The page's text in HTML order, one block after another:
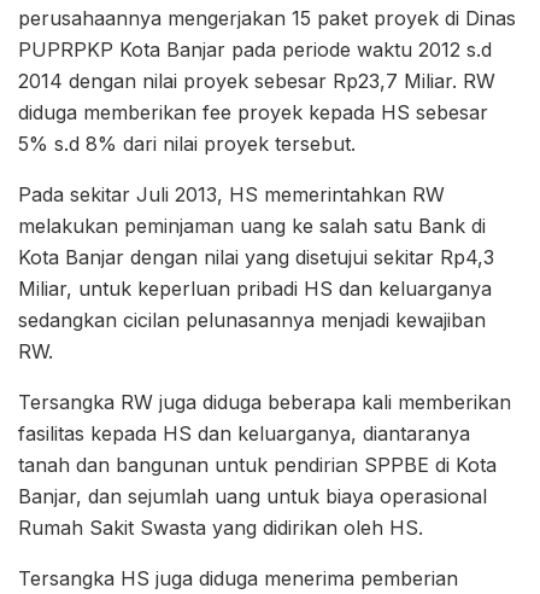
perusahaannya mengerjakan 15 paket proyek di Dinas
PUPRPKP Kota Banjar pada periode waktu 2012 s.d
2014 dengan nilai proyek sebesar Rp23,7 Miliar. RW
diduga memberikan fee proyek kepada HS sebesar
5% s.d 8% dari nilai proyek tersebut.
Pada sekitar Juli 2013, HS memerintahkan RW
melakukan peminjaman uang ke salah satu Bank di
Kota Banjar dengan nilai yang disetujui sekitar Rp4,3
Miliar, untuk keperluan pribadi HS dan keluarganya
sedangkan cicilan pelunasannya menjadi kewajiban
RW.
Tersangka RW juga diduga beberapa kali memberikan
fasilitas kepada HS dan keluarganya, diantaranya
tanah dan bangunan untuk pendirian SPPBE di Kota
Banjar, dan sejumlah uang untuk biaya operasional
Rumah Sakit Swasta yang didirikan oleh HS.
Tersangka HS juga diduga menerima pemberian